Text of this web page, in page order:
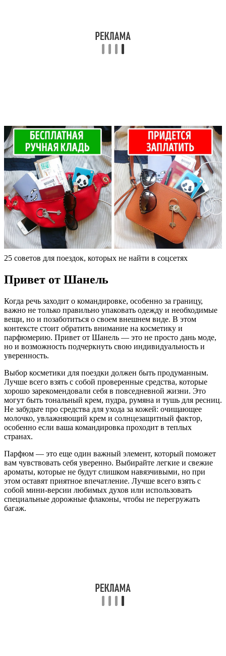
25 советов для поездок, которых не найти в соцсетях
Привет от Шанель
Когда речь заходит о командировке, особенно за границу,
важно не только правильно упаковать одежду и необходимые
вещи, но и позаботиться о своем внешнем виде. В этом
контексте стоит обратить внимание на косметику и
парфюмерию. Привет от Шанель — это не просто дань моде,
но и возможность подчеркнуть свою индивидуальность и
уверенность.
Выбор косметики для поездки должен быть продуманным.
Лучше всего взять с собой проверенные средства, которые
хорошо зарекомендовали себя в повседневной жизни. Это
могут быть тональный крем, пудра, румяна и тушь для ресниц.
Не забудьте про средства для ухода за кожей: очищающее
молочко, увлажняющий крем и солнцезащитный фактор,
особенно если ваша командировка проходит в теплых
странах.
Парфюм — это еще один важный элемент, который поможет
вам чувствовать себя уверенно. Выбирайте легкие и свежие
ароматы, которые не будут слишком навязчивыми, но при
этом оставят приятное впечатление. Лучше всего взять с
собой мини-версии любимых духов или использовать
специальные дорожные флаконы, чтобы не перегружать
багаж.